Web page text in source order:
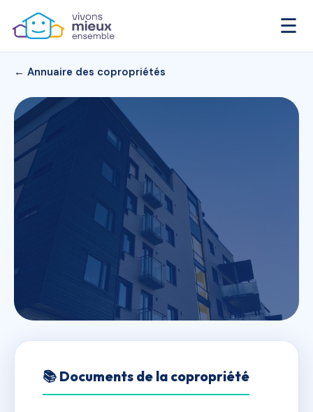
☰
← Annuaire des copropriétés
3 NEUSTRIE
📚 Documents de la copropriété